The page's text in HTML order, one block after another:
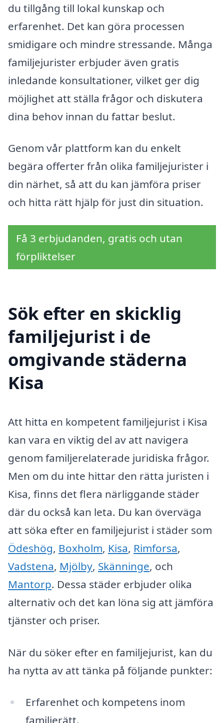
du tillgång till lokal kunskap och
erfarenhet. Det kan göra processen
smidigare och mindre stressande. Många
familjejurister erbjuder även gratis
inledande konsultationer, vilket ger dig
möjlighet att ställa frågor och diskutera
dina behov innan du fattar beslut.
Genom vår plattform kan du enkelt
begära offerter från olika familjejurister i
din närhet, så att du kan jämföra priser
och hitta rätt hjälp för just din situation.
Få 3 erbjudanden, gratis och utan
förpliktelser
Sök efter en skicklig
familjejurist i de
omgivande städerna
Kisa
Att hitta en kompetent familjejurist i Kisa
kan vara en viktig del av att navigera
genom familjerelaterade juridiska frågor.
Men om du inte hittar den rätta juristen i
Kisa, finns det flera närliggande städer
där du också kan leta. Du kan överväga
att söka efter en familjejurist i städer som
Ödeshög, Boxholm, Kisa, Rimforsa,
Vadstena, Mjölby, Skänninge, och
Mantorp. Dessa städer erbjuder olika
alternativ och det kan löna sig att jämföra
tjänster och priser.
När du söker efter en familjejurist, kan du
ha nytta av att tänka på följande punkter:
Erfarenhet och kompetens inom
familjerätt.